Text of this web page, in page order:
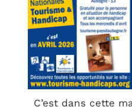
C’est dans cette